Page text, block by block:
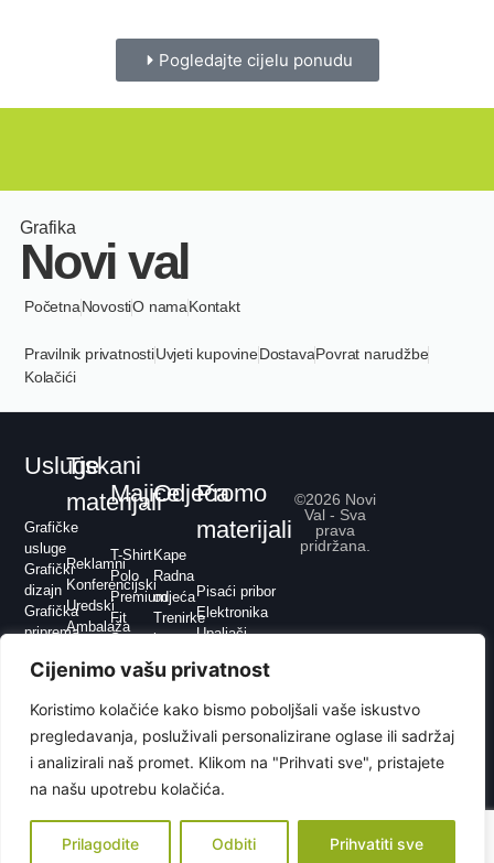
Cijenimo vašu privatnost
Koristimo kolačiće kako bismo poboljšali vaše iskustvo
pregledavanja, posluživali personalizirane oglase ili sadržaj
i analizirali naš promet. Klikom na "Prihvati sve", pristajete
na našu upotrebu kolačića.
Prilagodite Odbiti Prihvatiti sve
Pogledajte cijelu ponudu
Grafika
Novi val
PočetnaNovostiO namaKontakt
Pravilnik privatnostiUvjeti kupovineDostavaPovrat narudžbe
Kolačići
Usluge
Grafičke
usluge
Grafički
dizajn
Grafička
priprema
Web
Graviranje
Tiskani
materijali
Reklamni
Konferencijski
Uredski
Ambalaža
Point
Sale
Majice
T-Shirt
Polo
Premium
Fit
Sport
Odjeća
Kape
Radna
odjeća
Trenirke
i
hoodice
Sport
Flis
Jakne
i
prsluci
Ostalo
Promo
materijali
Pisaći pribor
Elektronika
Upaljači
Hobi i
vrijeme
Dom
Ured
Privjesci
Alati
Torbe
©2026 Novi
Val - Sva
prava
pridržana.